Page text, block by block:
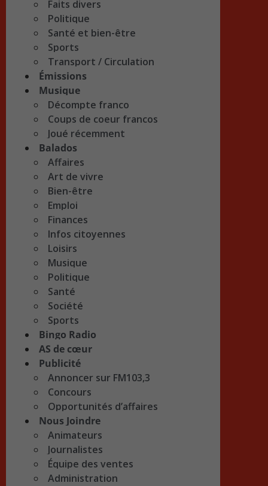
Faits divers
Politique
Santé et bien-être
Sports
Transport / Circulation
Émissions
Musique
Décompte franco
Coups de coeur francos
Joué récemment
Balados
Affaires
Art de vivre
Bien-être
Emploi
Finances
Infos citoyennes
Loisirs
Musique
Politique
Santé
Société
Sports
Bingo Radio
AS de cœur
Publicité
Annoncer sur FM103,3
Concours
Opportunités d’affaires
Nous Joindre
Animateurs
Journalistes
Équipe des ventes
Administration